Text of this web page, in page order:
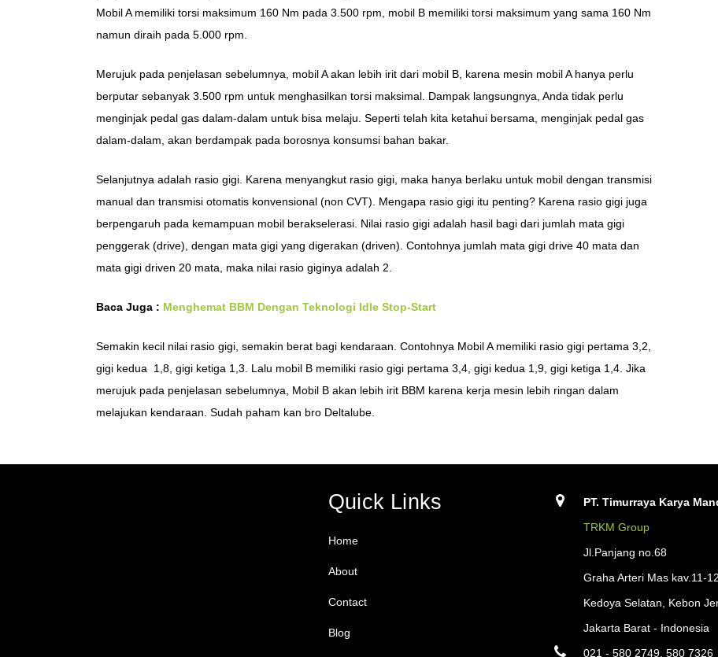
Mobil A memiliki torsi maksimum 160 Nm pada 3.500 rpm, mobil B memiliki torsi maksimum yang sama 160 Nm
namun diraih pada 5.000 rpm.
Merujuk pada penjelasan sebelumnya, mobil A akan lebih irit dari mobil B, karena mesin mobil A hanya perlu
berputar sebanyak 3.500 rpm untuk menghasilkan torsi maksimal. Dampak langsungnya, Anda tidak perlu
menginjak pedal gas dalam-dalam untuk bisa melaju. Seperti telah kita ketahui bersama, menginjak pedal gas
dalam-dalam, akan berdampak pada borosnya konsumsi bahan bakar.
Selanjutnya adalah rasio gigi. Karena menyangkut rasio gigi, maka hanya berlaku untuk mobil dengan transmisi
manual dan transmisi otomatis konvensional (non CVT). Mengapa rasio gigi itu penting? Karena rasio gigi juga
berpengaruh pada kemampuan mobil berakselerasi. Nilai rasio gigi adalah hasil bagi dari jumlah mata gigi
penggerak (drive), dengan mata gigi yang digerakan (driven). Contohnya jumlah mata gigi drive 40 mata dan
mata gigi driven 20 mata, maka nilai rasio giginya adalah 2.
Baca Juga : Menghemat BBM Dengan Teknologi Idle Stop-Start
Semakin kecil nilai rasio gigi, semakin berat bagi kendaraan. Contohnya Mobil A memiliki rasio gigi pertama 3,2,
gigi kedua 1,8, gigi ketiga 1,3. Lalu mobil B memiliki rasio gigi pertama 3,4, gigi kedua 1,9, gigi ketiga 1,4. Jika
merujuk pada penjelasan sebelumnya, Mobil B akan lebih irit BBM karena kerja mesin lebih ringan dalam
melajukan kendaraan. Sudah paham kan bro Deltalube.
Quick Links
Home
About
Contact
Blog
PT. Timurraya Karya
TRKM Group
Jl.Panjang no.68
Graha Arteri Mas kav.11-12
Kedoya Selatan, Kebon
Jakarta Barat - Indonesia
021 - 580 2749, 580 7326